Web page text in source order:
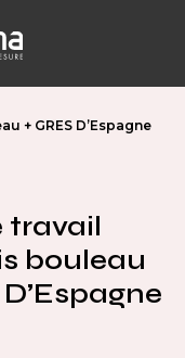
+ GRES D’Espagne
travail
bouleau
D’Espagne